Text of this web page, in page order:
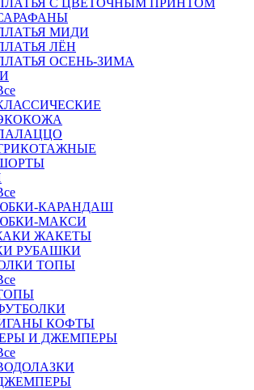
С ЦВЕТОЧНЫМ ПРИНТОМ
МИДИ
ЛЁН
ОСЕНЬ-ЗИМА
КАРАНДАШ
МАКСИ
ЖАКЕТЫ
РУБАШКИ
ТОПЫ
КОФТЫ
И ДЖЕМПЕРЫ